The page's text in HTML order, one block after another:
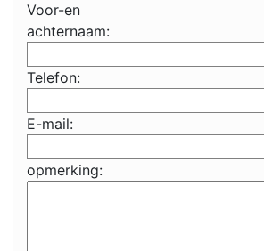
Voor-en
achternaam:
Telefon:
E-mail:
opmerking: